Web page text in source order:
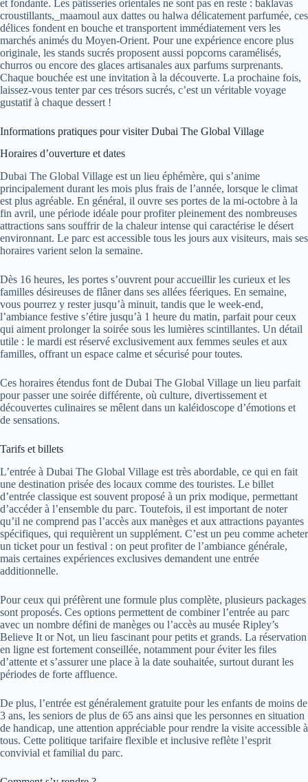
et fondante. Les pâtisseries orientales ne sont pas en reste : baklavas
croustillants,_maamoul aux dattes ou halwa délicatement parfumée, ces
délices fondent en bouche et transportent immédiatement vers les
marchés animés du Moyen-Orient. Pour une expérience encore plus
originale, les stands sucrés proposent aussi popcorns caramélisés,
churros ou encore des glaces artisanales aux parfums surprenants.
Chaque bouchée est une invitation à la découverte. La prochaine fois,
laissez-vous tenter par ces trésors sucrés, c’est un véritable voyage
gustatif à chaque dessert !
Informations pratiques pour visiter Dubai The Global Village
Horaires d’ouverture et dates
Dubai The Global Village est un lieu éphémère, qui s’anime
principalement durant les mois plus frais de l’année, lorsque le climat
est plus agréable. En général, il ouvre ses portes de la mi-octobre à la
fin avril, une période idéale pour profiter pleinement des nombreuses
attractions sans souffrir de la chaleur intense qui caractérise le désert
environnant. Le parc est accessible tous les jours aux visiteurs, mais ses
horaires varient selon la semaine.
Dès 16 heures, les portes s’ouvrent pour accueillir les curieux et les
familles désireuses de flâner dans ses allées féeriques. En semaine,
vous pourrez y rester jusqu’à minuit, tandis que le week-end,
l’ambiance festive s’étire jusqu’à 1 heure du matin, parfait pour ceux
qui aiment prolonger la soirée sous les lumières scintillantes. Un détail
utile : le mardi est réservé exclusivement aux femmes seules et aux
familles, offrant un espace calme et sécurisé pour toutes.
Ces horaires étendus font de Dubai The Global Village un lieu parfait
pour passer une soirée différente, où culture, divertissement et
découvertes culinaires se mêlent dans un kaléidoscope d’émotions et
de sensations.
Tarifs et billets
L’entrée à Dubai The Global Village est très abordable, ce qui en fait
une destination prisée des locaux comme des touristes. Le billet
d’entrée classique est souvent proposé à un prix modique, permettant
d’accéder à l’ensemble du parc. Toutefois, il est important de noter
qu’il ne comprend pas l’accès aux manèges et aux attractions payantes
spécifiques, qui requièrent un supplément. C’est un peu comme acheter
un ticket pour un festival : on peut profiter de l’ambiance générale,
mais certaines expériences exclusives demandent une entrée
additionnelle.
Pour ceux qui préfèrent une formule plus complète, plusieurs packages
sont proposés. Ces options permettent de combiner l’entrée au parc
avec un nombre défini de manèges ou l’accès au musée Ripley’s
Believe It or Not, un lieu fascinant pour petits et grands. La réservation
en ligne est fortement conseillée, notamment pour éviter les files
d’attente et s’assurer une place à la date souhaitée, surtout durant les
périodes de forte affluence.
De plus, l’entrée est généralement gratuite pour les enfants de moins de
3 ans, les seniors de plus de 65 ans ainsi que les personnes en situation
de handicap, une attention appréciable pour rendre la visite accessible à
tous. Cette politique tarifaire flexible et inclusive reflète l’esprit
convivial et familial du parc.